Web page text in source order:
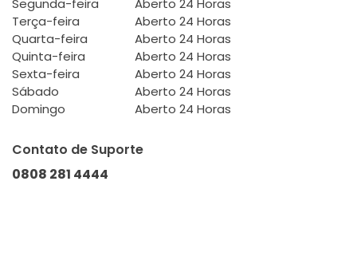
Segunda-feira
Aberto 24 Horas
Terça-feira
Aberto 24 Horas
Quarta-feira
Aberto 24 Horas
Quinta-feira
Aberto 24 Horas
Sexta-feira
Aberto 24 Horas
Sábado
Aberto 24 Horas
Domingo
Aberto 24 Horas
Contato de Suporte
0808 281 4444